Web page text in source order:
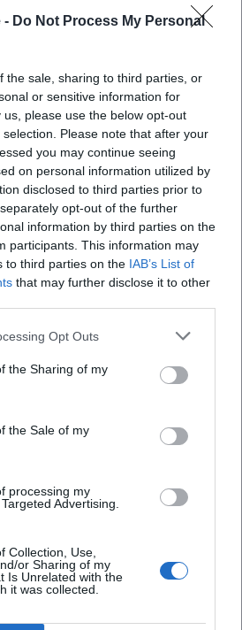
- Do Not Process My Personal
the sale, sharing to third parties, or
or sensitive information for
please use the below opt-out
Please note that after your
you may continue seeing
on personal information utilized by
disclosed to third parties prior to
opt-out of the further
information by third parties on the
participants. This information may
to third parties on the IAB’s List of
that may further disclose it to other
Opt Outs
the Sharing of my
the Sale of my
processing my
Advertising.
Collection, Use,
or Sharing of my
Is Unrelated with the
it was collected.
Kirchengemeinde Traunstein
Traunstein
unavailable